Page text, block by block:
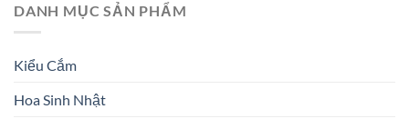
DANH MỤC SẢN PHẨM
Kiểu Cắm
Hoa Sinh Nhật